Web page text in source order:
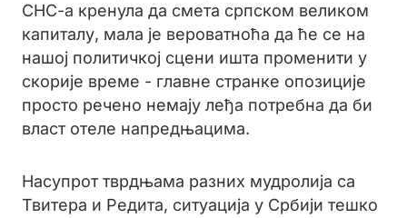
СНС-а кренула да смета српском великом
капиталу, мала је вероватноћа да ће се на
нашој политичкој сцени ишта променити у
скорије време - главне странке опозиције
просто речено немају леђа потребна да би
власт отеле напредњацима.
Насупрот тврдњама разних мудролија са
Твитера и Редита, ситуација у Србији тешко